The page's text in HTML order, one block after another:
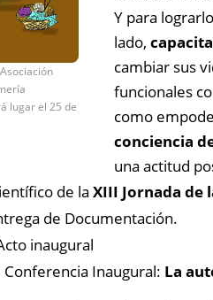
lugar el 25 de
Y para
lado,
cambiar sus
funcionales
como
conciencia
una actitud
de la XIII Jornada de
de Documentación.
inaugural
Conferencia Inaugural: La